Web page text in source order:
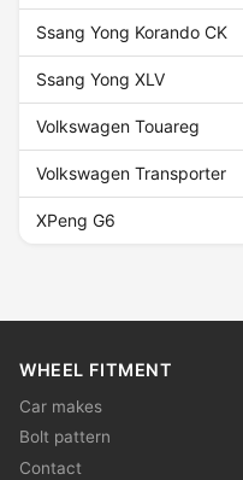
Ssang Yong Korando CK
Ssang Yong XLV
Volkswagen Touareg
Volkswagen Transporter
XPeng G6
WHEEL FITMENT
Car makes
Bolt pattern
Contact